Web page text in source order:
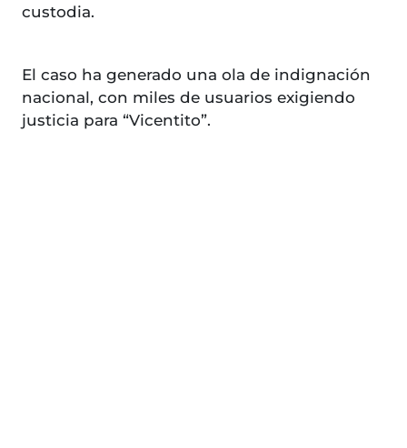
custodia.
El caso ha generado una ola de indignación
nacional, con miles de usuarios exigiendo
justicia para “Vicentito”.